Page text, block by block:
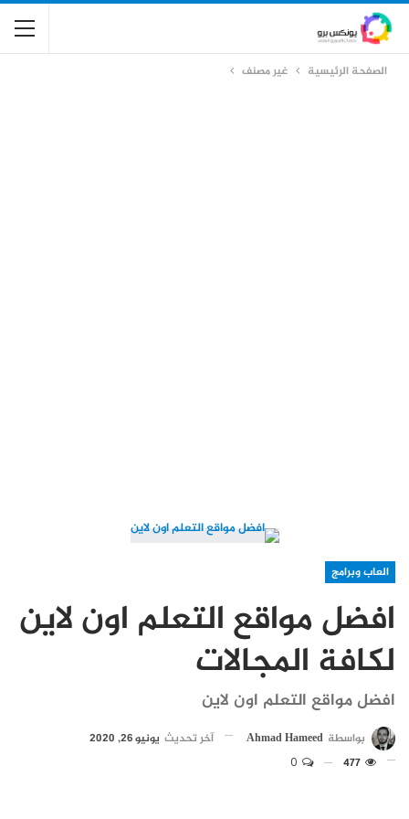
الصفحة الرئيسية غير مصنف
العاب وبرامج
افضل مواقع التعلم اون لاين
لكافة المجالات
افضل مواقع التعلم اون لاين
بواسطة Ahmad Hameed آخر تحديث يونيو 26, 2020